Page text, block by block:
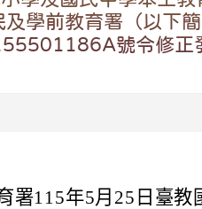
學前教育署（以下
號令修正
署115年5月25日臺教